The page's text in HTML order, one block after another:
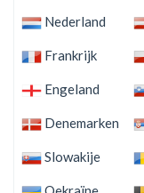
Nederland
Frankrijk
Engeland
Denemarken
Slowakije